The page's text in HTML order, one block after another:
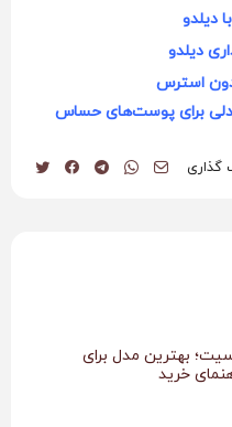
دیلدو
دیلدو
استرس
برای پوست‌های حساس
گذاری
بهترین مدل برای
خرید